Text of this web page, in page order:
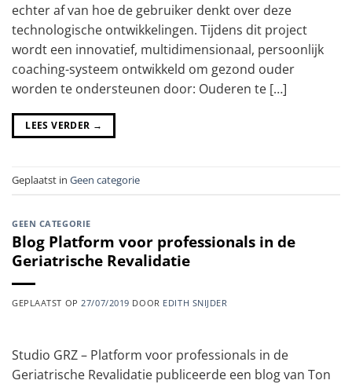
echter af van hoe de gebruiker denkt over deze
technologische ontwikkelingen. Tijdens dit project
wordt een innovatief, multidimensionaal, persoonlijk
coaching-systeem ontwikkeld om gezond ouder
worden te ondersteunen door: Ouderen te […]
LEES VERDER →
Geplaatst in Geen categorie
GEEN CATEGORIE
Blog Platform voor professionals in de
Geriatrische Revalidatie
GEPLAATST OP 27/07/2019 DOOR EDITH SNIJDER
Studio GRZ – Platform voor professionals in de
Geriatrische Revalidatie publiceerde een blog van Ton